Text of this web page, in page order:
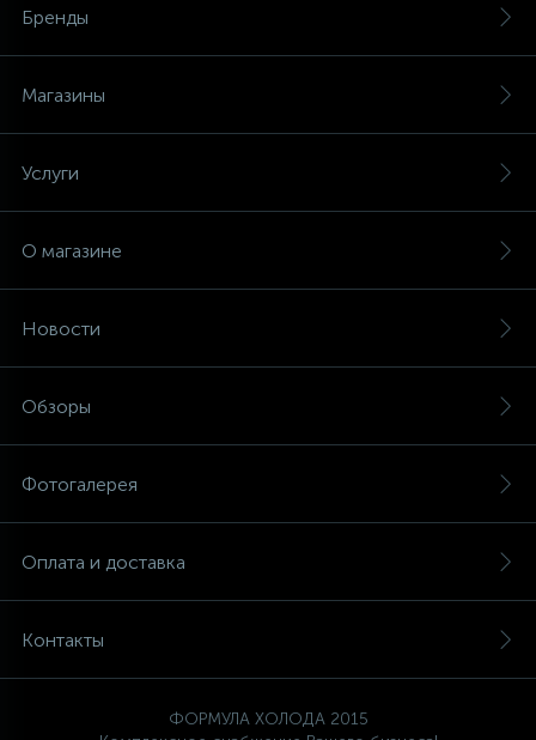
Бренды
Магазины
Услуги
О магазине
Новости
Обзоры
Фотогалерея
Оплата и доставка
Контакты
ФОРМУЛА ХОЛОДА 2015